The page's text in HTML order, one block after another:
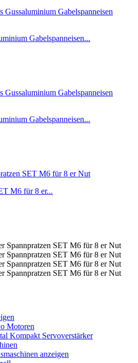
Gabelspanneisen...
Gabelspanneisen...
M6 für 8 er...
Motoren
Kompakt Servoverstärker
anzeigen